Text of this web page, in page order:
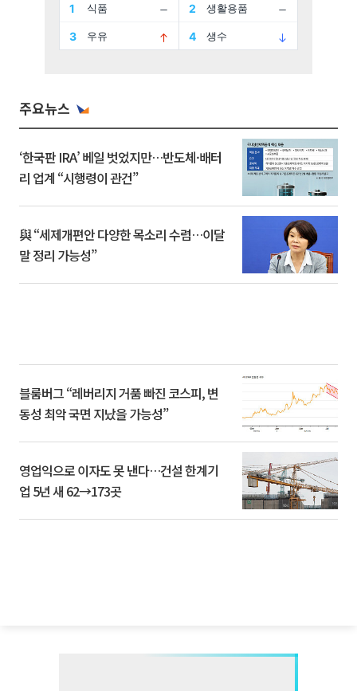
주요뉴스
‘한국판 IRA’ 베일 벗었지만…반도체·배터
리 업계 “시행령이 관건”
與 “세제개편안 다양한 목소리 수렴…이달
말 정리 가능성”
블룸버그 “레버리지 거품 빠진 코스피, 변
동성 최악 국면 지났을 가능성”
영업익으로 이자도 못 낸다…건설 한계기
업 5년 새 62→173곳